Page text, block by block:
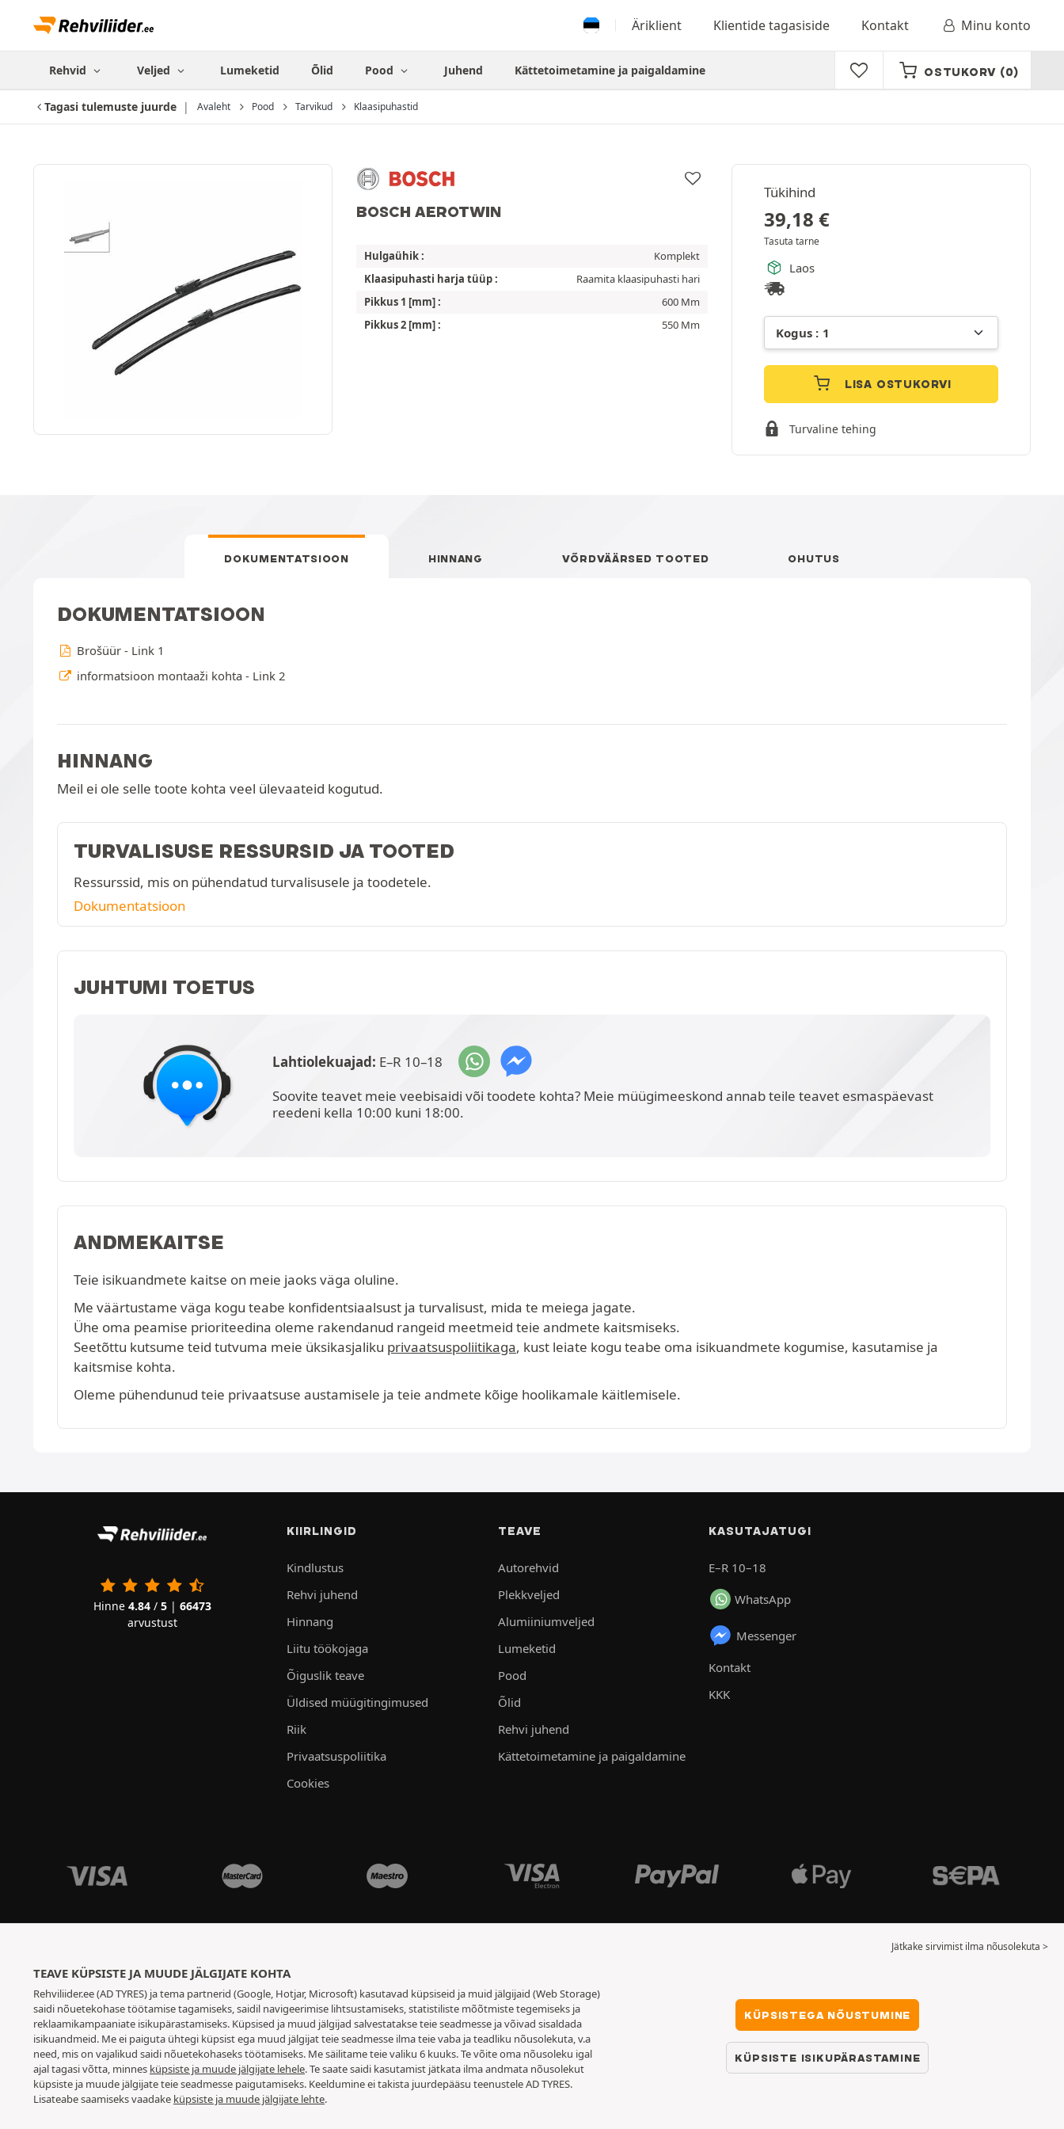
Äriklient Klientide tagasiside Kontakt Minu konto
Rehvid Veljed Lumeketid Õlid Pood Juhend Kättetoimetamine ja paigaldamine OSTUKORV (0)
Tagasi tulemuste juurde Avaleht Pood Tarvikud Klaasipuhastid
BOSCH AEROTWIN
Tükihind
39,18 €
Tasuta tarne
Laos
LISA OSTUKORVI
Turvaline tehing
Hulgaühik :
Komplekt
Klaasipuhasti harja tüüp :
Raamita klaasipuhasti hari
Pikkus 1 [mm] :
600 Mm
Pikkus 2 [mm] :
550 Mm
DOKUMENTATSIOON HINNANG VÕRDVÄÄRSED TOOTED OHUTUS
DOKUMENTATSIOON
Brošüür - Link 1
informatsioon montaaži kohta - Link 2
HINNANG
Meil ei ole selle toote kohta veel ülevaateid kogutud.
TURVALISUSE RESSURSID JA TOOTED
Ressurssid, mis on pühendatud turvalisusele ja toodetele.
Dokumentatsioon
JUHTUMI TOETUS
Lahtiolekuajad: E–R 10–18
Soovite teavet meie veebisaidi või toodete kohta? Meie müügimeeskond annab teile teavet esmaspäevast
reedeni kella 10:00 kuni 18:00.
ANDMEKAITSE
Teie isikuandmete kaitse on meie jaoks väga oluline.
Me väärtustame väga kogu teabe konfidentsiaalsust ja turvalisust, mida te meiega jagate.
Ühe oma peamise prioriteedina oleme rakendanud rangeid meetmeid teie andmete kaitsmiseks.
Seetõttu kutsume teid tutvuma meie üksikasjaliku privaatsuspoliitikaga, kust leiate kogu teabe oma isikuandmete kogumise, kasutamise ja
kaitsmise kohta.
Oleme pühendunud teie privaatsuse austamisele ja teie andmete kõige hoolikamale käitlemisele.
Hinne 4.84/ 5| 66473
arvustust
KIIRLINGID
Kindlustus
Rehvi juhend
Hinnang
Liitu töökojaga
Õiguslik teave
Üldised müügitingimused
Riik
Privaatsuspoliitika
Cookies
TEAVE
Autorehvid
Plekkveljed
Alumiiniumveljed
Lumeketid
Pood
Õlid
Rehvi juhend
Kättetoimetamine ja paigaldamine
KASUTAJATUGI
E–R 10–18
WhatsApp
Messenger
Kontakt
KKK
Jätkake sirvimist ilma nõusolekuta >
TEAVE KÜPSISTE JA MUUDE JÄLGIJATE KOHTA
Rehviliider.ee (AD TYRES) ja tema partnerid (Google, Hotjar, Microsoft) kasutavad küpsiseid ja muid jälgijaid (Web Storage)
saidi nõuetekohase töötamise tagamiseks, saidil navigeerimise lihtsustamiseks, statistiliste mõõtmiste tegemiseks ja
reklaamikampaaniate isikupärastamiseks. Küpsised ja muud jälgijad salvestatakse teie seadmesse ja võivad sisaldada
isikuandmeid. Me ei paiguta ühtegi küpsist ega muud jälgijat teie seadmesse ilma teie vaba ja teadliku nõusolekuta, v.a
need, mis on vajalikud saidi nõuetekohaseks töötamiseks. Me säilitame teie valiku 6 kuuks. Te võite oma nõusoleku igal
ajal tagasi võtta, minnes küpsiste ja muude jälgijate lehele. Te saate saidi kasutamist jätkata ilma andmata nõusolekut
küpsiste ja muude jälgijate teie seadmesse paigutamiseks. Keeldumine ei takista juurdepääsu teenustele AD TYRES.
Lisateabe saamiseks vaadake küpsiste ja muude jälgijate lehte.
KÜPSISTEGA NÕUSTUMINE
KÜPSISTE ISIKUPÄRASTAMINE